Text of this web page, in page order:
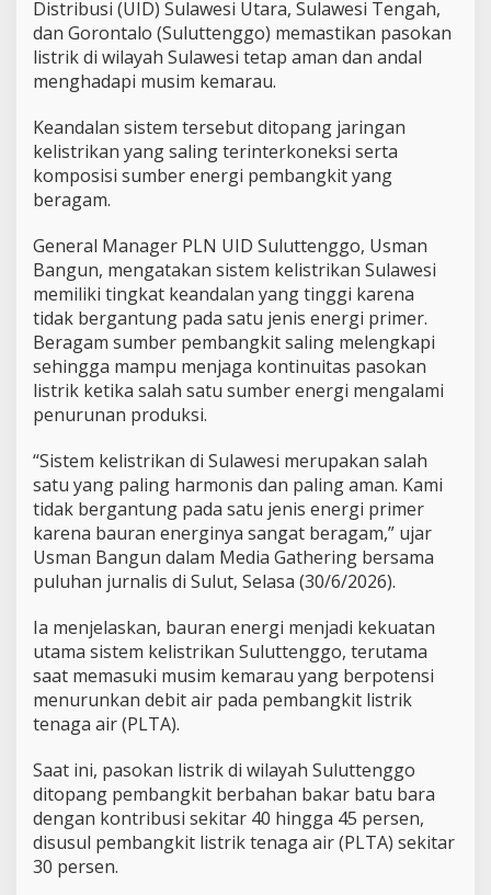
n
P
a
s
a
n
L
t
r
k
S
u
l
u
t
n
g
g
o
T
e
t
a
A
n
d
Distribusi (UID) Sulawesi Utara, Sulawesi Tengah,
dan Gorontalo (Suluttenggo) memastikan pasokan
listrik di wilayah Sulawesi tetap aman dan andal
menghadapi musim kemarau.
Keandalan sistem tersebut ditopang jaringan
kelistrikan yang saling terinterkoneksi serta
komposisi sumber energi pembangkit yang
beragam.
General Manager PLN UID Suluttenggo, Usman
Bangun, mengatakan sistem kelistrikan Sulawesi
memiliki tingkat keandalan yang tinggi karena
tidak bergantung pada satu jenis energi primer.
Beragam sumber pembangkit saling melengkapi
sehingga mampu menjaga kontinuitas pasokan
listrik ketika salah satu sumber energi mengalami
penurunan produksi.
“Sistem kelistrikan di Sulawesi merupakan salah
satu yang paling harmonis dan paling aman. Kami
tidak bergantung pada satu jenis energi primer
karena bauran energinya sangat beragam,” ujar
Usman Bangun dalam Media Gathering bersama
puluhan jurnalis di Sulut, Selasa (30/6/2026).
Ia menjelaskan, bauran energi menjadi kekuatan
utama sistem kelistrikan Suluttenggo, terutama
saat memasuki musim kemarau yang berpotensi
menurunkan debit air pada pembangkit listrik
tenaga air (PLTA).
Saat ini, pasokan listrik di wilayah Suluttenggo
ditopang pembangkit berbahan bakar batu bara
dengan kontribusi sekitar 40 hingga 45 persen,
disusul pembangkit listrik tenaga air (PLTA) sekitar
30 persen.